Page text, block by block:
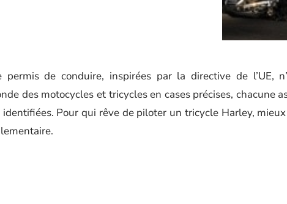
de conduire, inspirées par la directive de l’UE,
des motocycles et tricycles en cases précises, chacune
Pour qui rêve de piloter un tricycle Harley, mieux